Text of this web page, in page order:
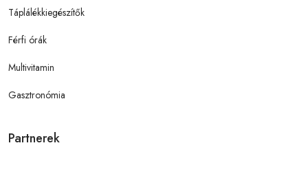
Táplálékkiegészítők
Férfi órák
Multivitamin
Gasztronómia
Partnerek